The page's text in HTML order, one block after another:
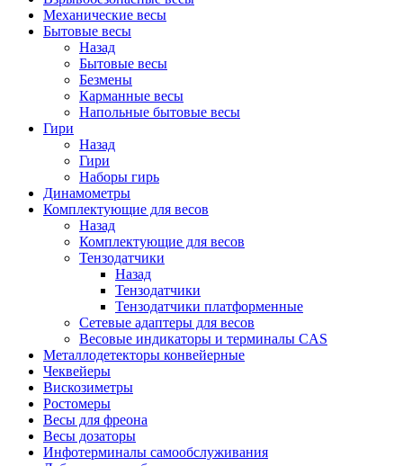
Механические весы
Бытовые весы
Назад
Бытовые весы
Безмены
Карманные весы
Напольные бытовые весы
Гири
Назад
Гири
Наборы гирь
Динамометры
Комплектующие для весов
Назад
Комплектующие для весов
Тензодатчики
Назад
Тензодатчики
Тензодатчики платформенные
Сетевые адаптеры для весов
Весовые индикаторы и терминалы CAS
Металлодетекторы конвейерные
Чеквейеры
Вискозиметры
Ростомеры
Весы для фреона
Весы дозаторы
Инфотерминалы самообслуживания